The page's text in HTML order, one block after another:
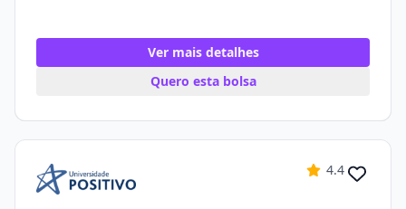
Ver mais detalhes
Quero esta bolsa
4.4